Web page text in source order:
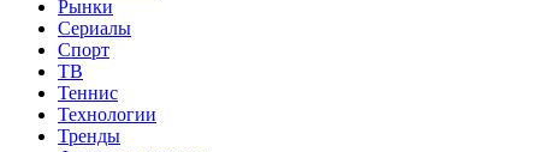
Рынки
Сериалы
Спорт
ТВ
Теннис
Технологии
Тренды